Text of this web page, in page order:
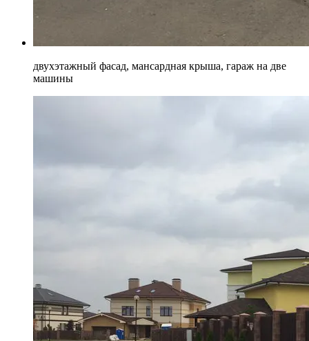
двухэтажный фасад, мансардная крыша, гараж на две
машины